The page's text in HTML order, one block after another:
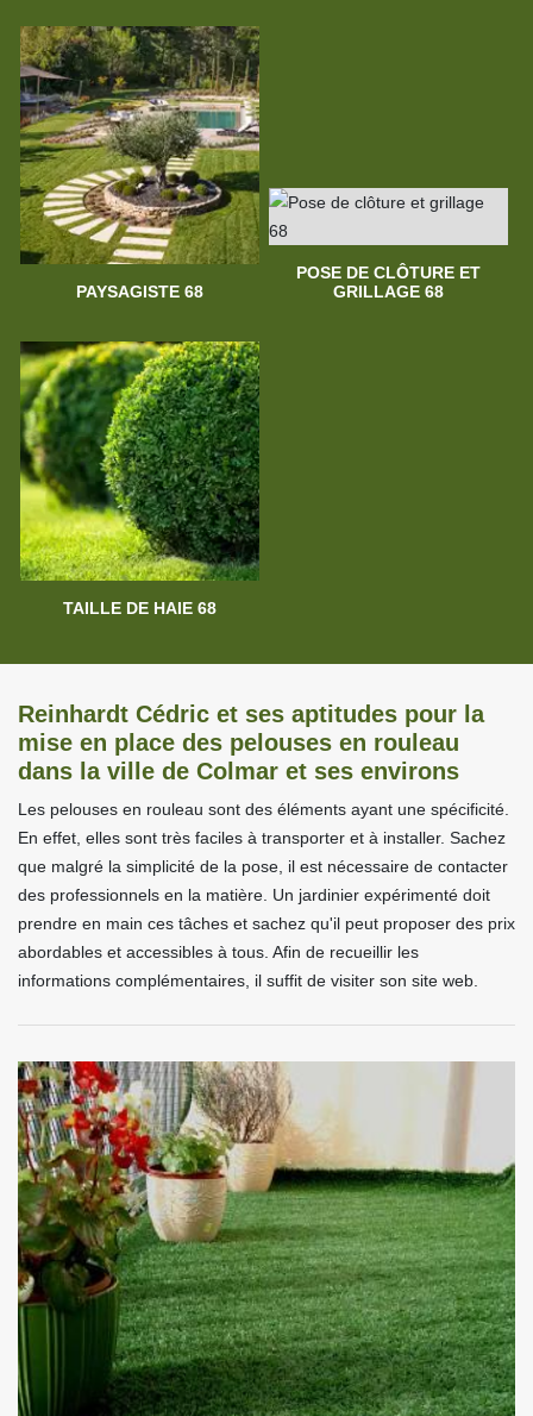
PAYSAGISTE 68
POSE DE CLÔTURE ET
GRILLAGE 68
TAILLE DE HAIE 68
Reinhardt Cédric et ses aptitudes pour la
mise en place des pelouses en rouleau
dans la ville de Colmar et ses environs
Les pelouses en rouleau sont des éléments ayant une spécificité.
En effet, elles sont très faciles à transporter et à installer. Sachez
que malgré la simplicité de la pose, il est nécessaire de contacter
des professionnels en la matière. Un jardinier expérimenté doit
prendre en main ces tâches et sachez qu'il peut proposer des prix
abordables et accessibles à tous. Afin de recueillir les
informations complémentaires, il suffit de visiter son site web.